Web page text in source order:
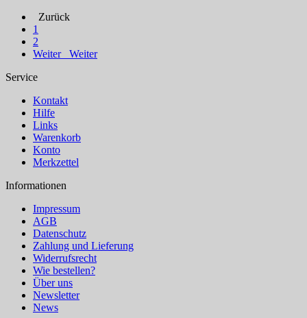
Zurück
1
2
Weiter
Weiter
Service
Kontakt
Hilfe
Links
Warenkorb
Konto
Merkzettel
Informationen
Impressum
AGB
Datenschutz
Zahlung und Lieferung
Widerrufsrecht
Wie bestellen?
Über uns
Newsletter
News